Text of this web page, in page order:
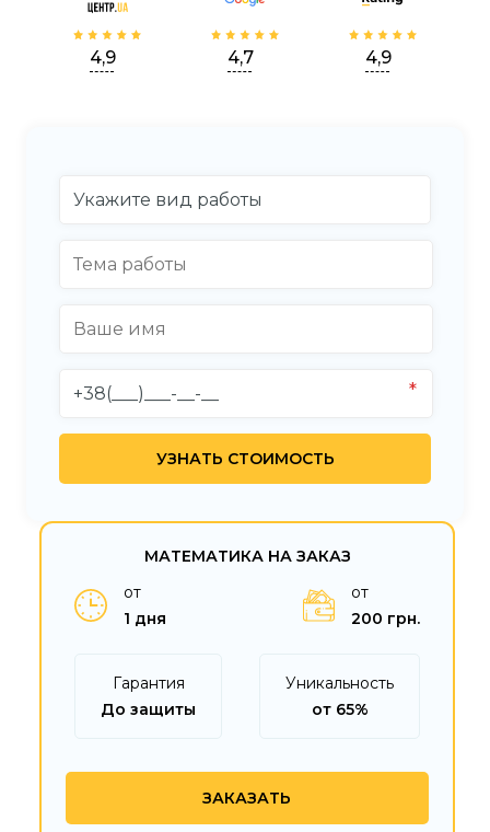
4,9 4,7 4,9
МАТЕМАТИКА НА ЗАКАЗ
от
1 дня
от
200 грн.
Гарантия
До защиты
Уникальность
от 65%
ЗАКАЗАТЬ